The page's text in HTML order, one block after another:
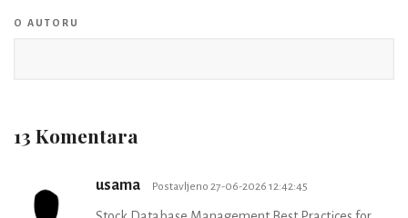
O AUTORU
13 Komentara
usama Postavljeno 27-06-2026 12:42:45